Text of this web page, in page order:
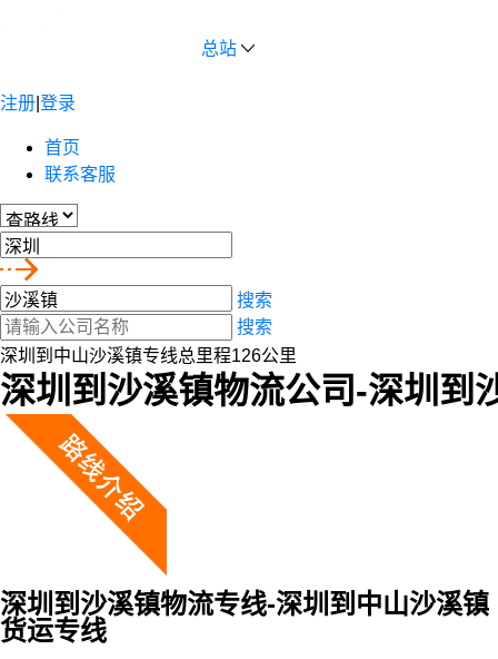
总站
注册 登录
首页
联系客服
搜索
搜索
深圳到中山沙溪镇专线总里程126公里
深圳到沙溪镇物流公司-深圳到
深圳到沙溪镇物流专线-深圳到中山沙溪镇
货运专线